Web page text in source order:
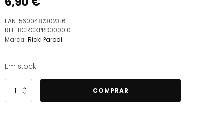
EAN: 5600482302316
REF: BCRCKPRD000010
Marca: Ricki Parodi
Em stock
Quantidade
de
COMPRAR